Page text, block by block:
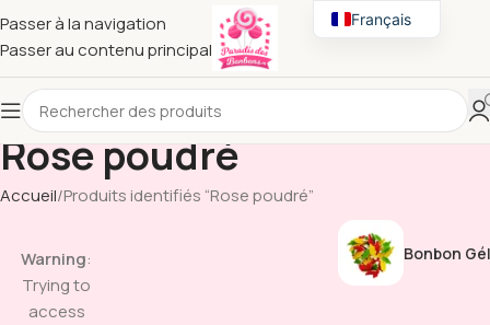
Passer à la navigation
Passer au contenu principal
Rose poudré
Accueil Produits identifiés “Rose poudré”
Warning:
Trying to
access
Bonbon
Français